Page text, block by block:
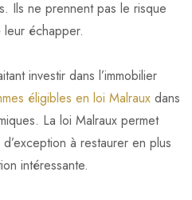
Ils ne prennent pas le risque
échapper.
investir dans l’immobilier
éligibles en loi Malraux dans
La loi Malraux permet
à restaurer en plus
intéressante.